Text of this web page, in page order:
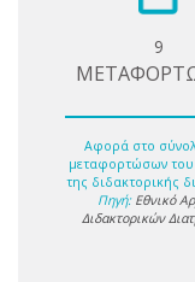
9
Αφορά στο
μεταφορτώσων του
της διδακτορικής
Πηγή: Εθνικό
Διδακτορικών